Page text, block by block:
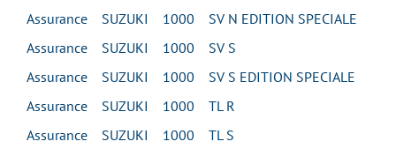
Assurance SUZUKI 1000 SV N EDITION SPECIALE
Assurance SUZUKI 1000 SV S
Assurance SUZUKI 1000 SV S EDITION SPECIALE
Assurance SUZUKI 1000 TL R
Assurance SUZUKI 1000 TL S